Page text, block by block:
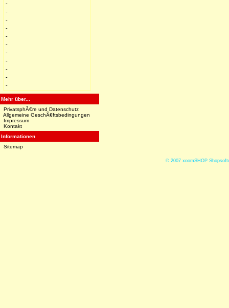
-
-
-
-
-
-
-
-
-
-
-
Mehr über...
PrivatsphÃ€re und Datenschutz
Allgemeine GeschÃ€ftsbedingungen
Impressum
Kontakt
Informationen
Sitemap
© 2007 xoomSHOP